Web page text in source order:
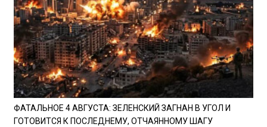
ФАТАЛЬНОЕ 4 АВГУСТА: ЗЕЛЕНСКИЙ ЗАГНАН В УГОЛ И
ГОТОВИТСЯ К ПОСЛЕДНЕМУ, ОТЧАЯННОМУ ШАГУ